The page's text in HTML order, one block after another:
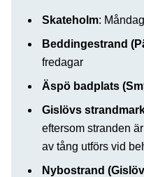
Skateholm:
Beddingestrand
fredagar
Äspö badplats
Gislövs
eftersom stranden
av tång utförs vid
Nybostrand